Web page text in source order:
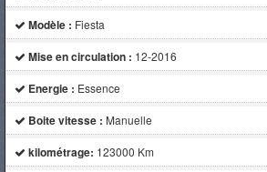
Modèle : Fiesta
Mise en circulation : 12-2016
Energie : Essence
Boite vitesse : Manuelle
kilométrage: 123000 Km